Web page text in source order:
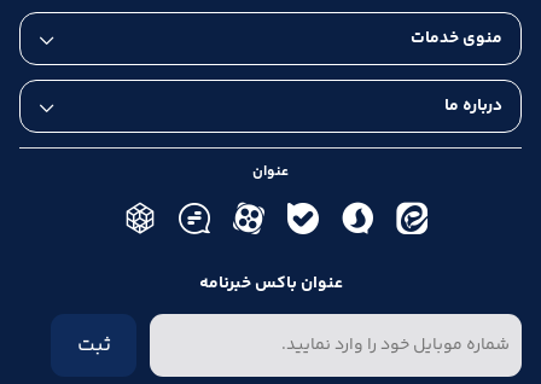
منوی خدمات
درباره ما
عنوان
عنوان باکس خبرنامه
ثبت